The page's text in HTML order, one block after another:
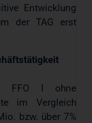
Entwicklung
der TAG erst
FFO I ohne
im Vergleich
bzw. über 7%